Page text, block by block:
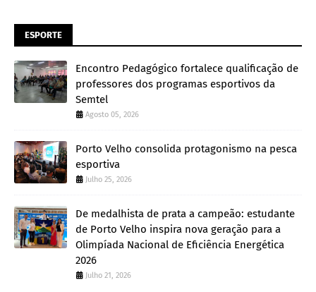
ESPORTE
Encontro Pedagógico fortalece qualificação de
professores dos programas esportivos da
Semtel
Agosto 05, 2026
Porto Velho consolida protagonismo na pesca
esportiva
Julho 25, 2026
De medalhista de prata a campeão: estudante
de Porto Velho inspira nova geração para a
Olimpíada Nacional de Eficiência Energética
2026
Julho 21, 2026